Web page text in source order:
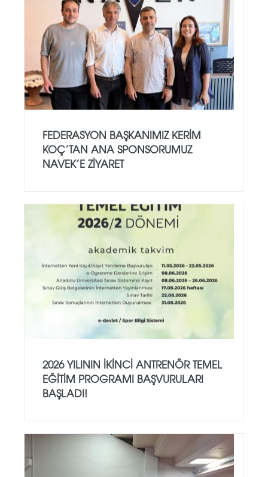
FEDERASYON BAŞKANIMIZ KERIM
KOÇ’TAN ANA SPONSORUMUZ
NAVEK’E ZIYARET
2026 YILININ İKINCI ANTRENÖR TEMEL
EĞITIM PROGRAMI BAŞVURULARI
BAŞLADI!